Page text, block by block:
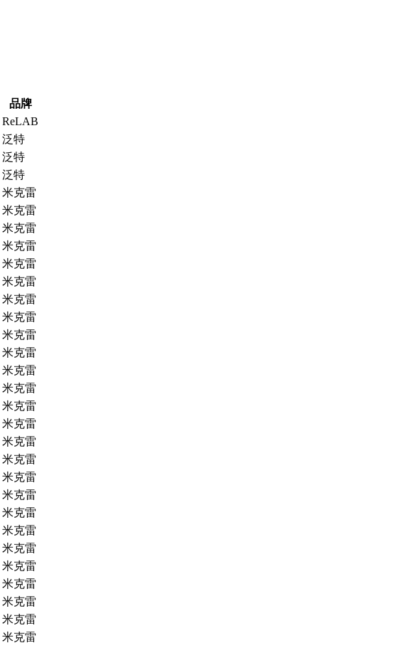
品牌
ReLAB
泛特
泛特
泛特
米克雷
米克雷
米克雷
米克雷
米克雷
米克雷
米克雷
米克雷
米克雷
米克雷
米克雷
米克雷
米克雷
米克雷
米克雷
米克雷
米克雷
米克雷
米克雷
米克雷
米克雷
米克雷
米克雷
米克雷
米克雷
米克雷